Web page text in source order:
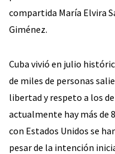
compartida María Elvira
Giménez.
Cuba vivió en julio
de miles de personas
libertad y respeto a los
actualmente hay más de
con Estados Unidos se
pesar de la intención